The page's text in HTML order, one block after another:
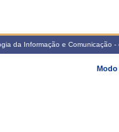
da Informação e
Modo